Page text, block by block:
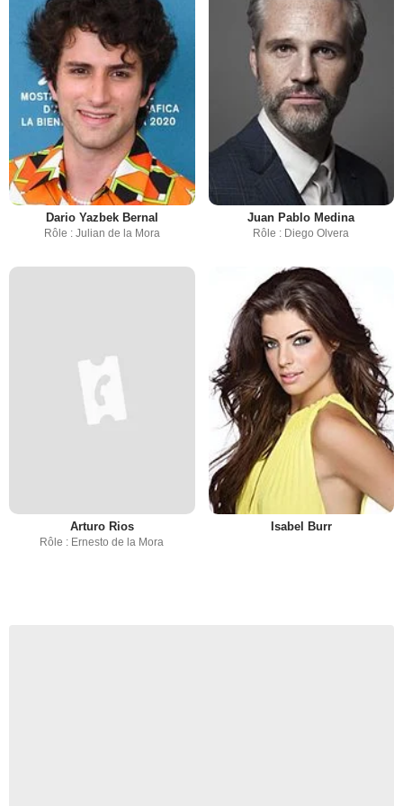
Dario Yazbek Bernal
Rôle : Julian de la Mora
Juan Pablo Medina
Rôle : Diego Olvera
Arturo Rios
Rôle : Ernesto de la Mora
Isabel Burr